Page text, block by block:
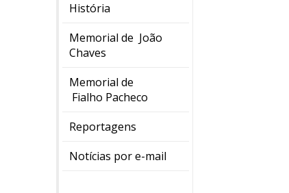
História
Memorial de João
Chaves
Memorial de
Fialho Pacheco
Reportagens
Notícias por e-mail